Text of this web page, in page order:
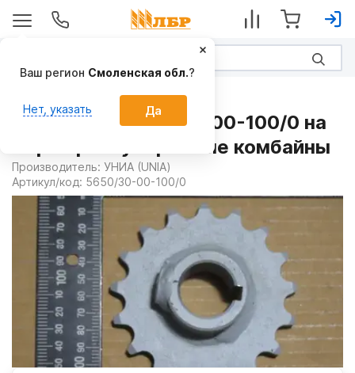
Звездочка 5650/30-00-100/0 на
Картофелеуборочные комбайны
Производитель: УНИА (UNIA)
Артикул/код: 5650/30-00-100/0
Ваш регион Смоленская обл.?
Нет, указать Да